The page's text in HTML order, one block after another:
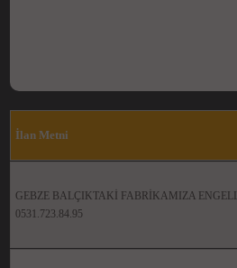
İlan Metni
GEBZE BALÇIKTAKİ FABRİKAMIZA
0531.723.84.95